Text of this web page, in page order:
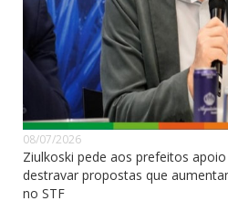
08/07/2026
Ziulkoski pede aos prefeitos
destravar propostas que
no STF